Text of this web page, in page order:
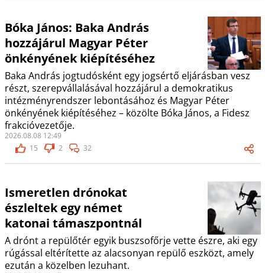
Bóka János: Baka András
hozzájárul Magyar Péter
önkényének kiépítéséhez
Baka András jogtudósként egy jogsértő eljárásban vesz
részt, szerepvállalásával hozzájárul a demokratikus
intézményrendszer lebontásához és Magyar Péter
önkényének kiépítéséhez – közölte Bóka János, a Fidesz
frakcióvezetője.
2026.08.08 12:49
15
2 32
Ismeretlen drónokat
észleltek egy német
katonai támaszpontnál
A drónt a repülőtér egyik buszsofőrje vette észre, aki egy
rúgással eltérítette az alacsonyan repülő eszközt, amely
ezután a közelben lezuhant.